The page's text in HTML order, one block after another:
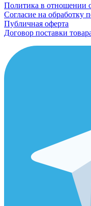
Политика в отношении
Согласие на обработку
Публичная оферта
Договор поставки